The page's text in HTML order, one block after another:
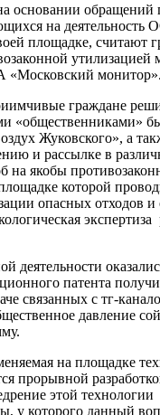
основании обращений
на деятельность
площадке, считают
утилизацией
«Московский монитор».
граждане
«общественниками»
Жуковского», а
и рассылке в
на якобы
которой
опасных отходов и
деятельности
патента
связанных с тг-
давление
на площадке
прорывной
этой
у которого данный